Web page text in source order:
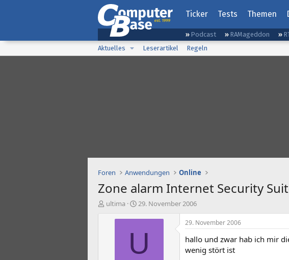
Ticker Tests Themen
Podcast RAMageddon
Aktuelles
Leserartikel Regeln
Foren Anwendungen Online
Zone alarm Internet Security
E
ultima
E
s
29. November 2006
U
29. November 2006
hallo und zwar hab ich mir
wenig stört ist